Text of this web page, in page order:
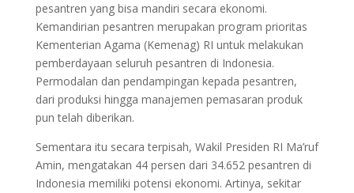
pesantren yang bisa mandiri secara ekonomi.
Kemandirian pesantren merupakan program prioritas
Kementerian Agama (Kemenag) RI untuk melakukan
pemberdayaan seluruh pesantren di Indonesia.
Permodalan dan pendampingan kepada pesantren,
dari produksi hingga manajemen pemasaran produk
pun telah diberikan.
Sementara itu secara terpisah, Wakil Presiden RI Ma’ruf
Amin, mengatakan 44 persen dari 34.652 pesantren di
Indonesia memiliki potensi ekonomi. Artinya, sekitar